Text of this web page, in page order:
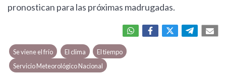
pronostican para las próximas madrugadas.
Se viene el frío El clima
El tiempo
Servicio Meteorológico Nacional